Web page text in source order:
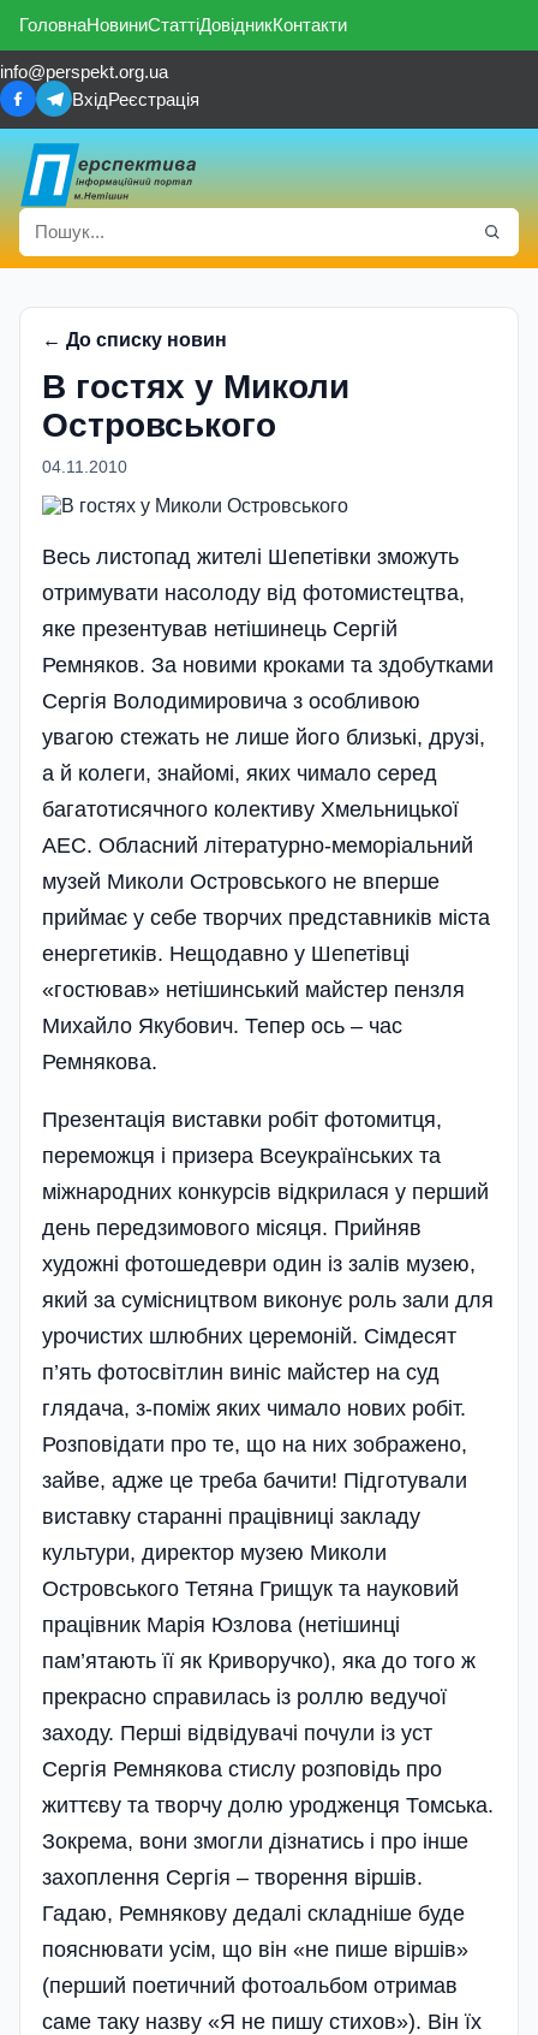
ГоловнаНовиниСтаттіДовідникКонтакти
info@perspekt.org.ua
ВхідРеєстрація
← До списку новин
В гостях у Миколи
Островського
04.11.2010
Весь листопад жителі Шепетівки зможуть
отримувати насолоду від фотомистецтва,
яке презентував нетішинець Сергій
Ремняков. За новими кроками та здобутками
Сергія Володимировича з особливою
увагою стежать не лише його близькі, друзі,
а й колеги, знайомі, яких чимало серед
багатотисячного колективу Хмельницької
АЕС. Обласний літературно-меморіальний
музей Миколи Островського не вперше
приймає у себе творчих представників міста
енергетиків. Нещодавно у Шепетівці
«гостював» нетішинський майстер пензля
Михайло Якубович. Тепер ось – час
Ремнякова.
Презентація виставки робіт фотомитця,
переможця і призера Всеукраїнських та
міжнародних конкурсів відкрилася у перший
день передзимового місяця. Прийняв
художні фотошедеври один із залів музею,
який за сумісництвом виконує роль зали для
урочистих шлюбних церемоній. Сімдесят
п’ять фотосвітлин виніс майстер на суд
глядача, з-поміж яких чимало нових робіт.
Розповідати про те, що на них зображено,
зайве, адже це треба бачити! Підготували
виставку старанні працівниці закладу
культури, директор музею Миколи
Островського Тетяна Грищук та науковий
працівник Марія Юзлова (нетішинці
пам’ятають її як Криворучко), яка до того ж
прекрасно справилась із роллю ведучої
заходу. Перші відвідувачі почули із уст
Сергія Ремнякова стислу розповідь про
життєву та творчу долю уродженця Томська.
Зокрема, вони змогли дізнатись і про інше
захоплення Сергія – творення віршів.
Гадаю, Ремнякову дедалі складніше буде
пояснювати усім, що він «не пише віршів»
(перший поетичний фотоальбом отримав
саме таку назву «Я не пишу стихов»). Він їх